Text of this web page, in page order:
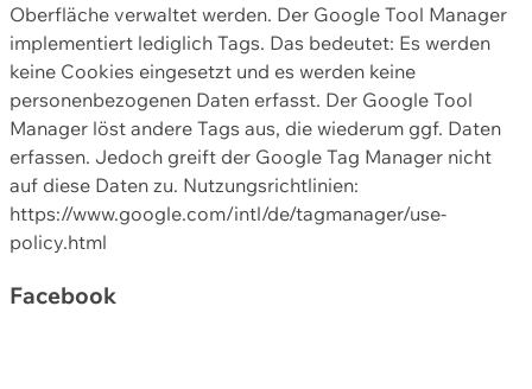
Oberfläche verwaltet werden. Der Google Tool Manager
implementiert lediglich Tags. Das bedeutet: Es werden
keine Cookies eingesetzt und es werden keine
personenbezogenen Daten erfasst. Der Google Tool
Manager löst andere Tags aus, die wiederum ggf. Daten
erfassen. Jedoch greift der Google Tag Manager nicht
auf diese Daten zu. Nutzungsrichtlinien:
https://www.google.com/intl/de/tagmanager/use-
policy.html
Facebook